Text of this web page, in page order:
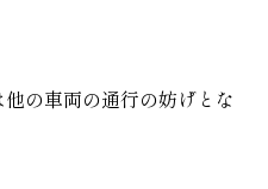
の車両の通行の妨げとな